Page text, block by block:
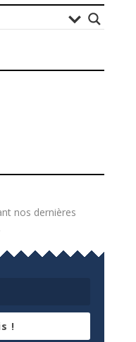
nos dernières
!